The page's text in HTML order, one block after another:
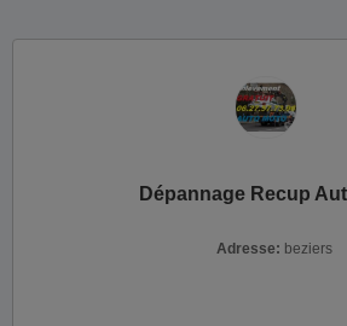
Dépannage Recup
Adresse: beziers